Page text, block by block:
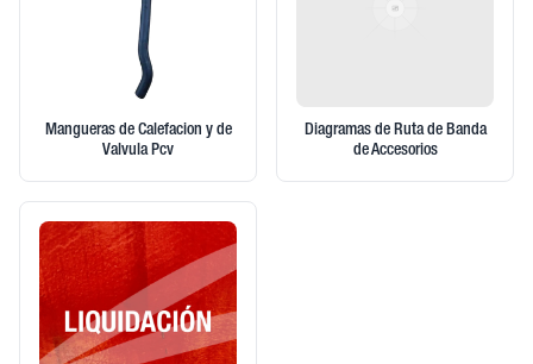
Mangueras de Calefacion y de
Valvula Pcv
Diagramas de Ruta de Banda
de Accesorios